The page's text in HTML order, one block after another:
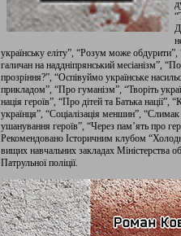
українську еліту”, “Розум може обдурити”,
галичан на наддніпрянський месіанізм”,
прозріння?”, “Оспівуймо українське
прикладом”, “Про гуманізм”, “Творіть
нація героїв”, “Про дітей та Батька
українця”, “Соціалізація меншин”,
ушанування героїв”, “Через пам’ять про
Рекомендовано Історичним клубом
вищих навчальних закладах Міністерства
Патрульної поліції.